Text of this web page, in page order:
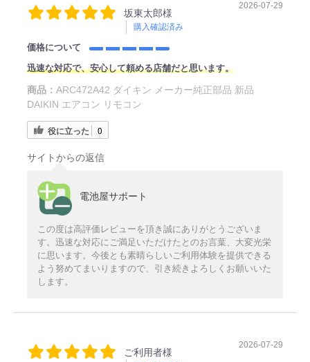
坂東太郎様
購入確認済み
2026-07-29
価格について
迅速な対応で、安心して頼める店舗だと思います。
商品： ARC472A42 ダイキン メーカー純正部品 新品
DAIKIN エアコン リモコン
役に立った 0
サイトからの返信
電池屋サポート
この度は高評価レビューを頂き誠にありがとうございま
す。迅速な対応にご満足いただけたとのお言葉、大変光栄
に思います。今後とも素晴らしいご利用体験を提供できる
よう努めてまいりますので、引き続きよろしくお願いいた
します。
ご利用者様
2026-07-29